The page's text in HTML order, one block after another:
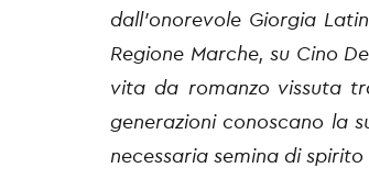
dall'onorevole Giorgia
Regione Marche, su Cino
vita da romanzo vissuta
generazioni conoscano la
necessaria semina di